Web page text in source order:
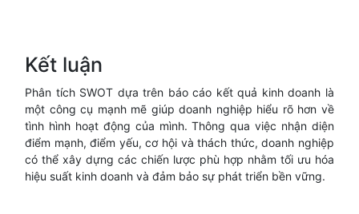
Kết luận
Phân tích SWOT dựa trên báo cáo kết quả kinh doanh là
một công cụ mạnh mẽ giúp doanh nghiệp hiểu rõ hơn về
tình hình hoạt động của mình. Thông qua việc nhận diện
điểm mạnh, điểm yếu, cơ hội và thách thức, doanh nghiệp
có thể xây dựng các chiến lược phù hợp nhằm tối ưu hóa
hiệu suất kinh doanh và đảm bảo sự phát triển bền vững.